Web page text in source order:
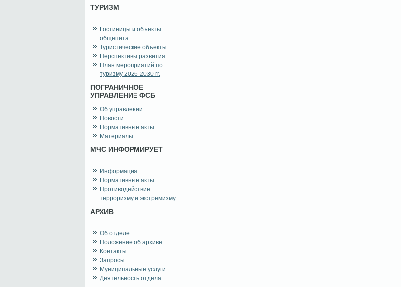
ТУРИЗМ
Гостиницы и объекты
общепита
Туристические объекты
Перспективы развития
План мероприятий по
туризму 2026-2030 гг.
ПОГРАНИЧНОЕ
УПРАВЛЕНИЕ ФСБ
Об управлении
Новости
Нормативные акты
Материалы
МЧС ИНФОРМИРУЕТ
Информация
Нормативные акты
Противодействие
терроризму и экстремизму
АРХИВ
Об отделе
Положение об архиве
Контакты
Запросы
Муниципальные услуги
Деятельность отдела